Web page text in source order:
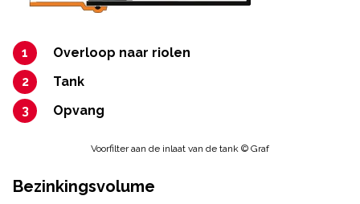
Overloop naar riolen
Tank
Opvang
Voorfilter aan de inlaat van de tank © Graf
Bezinkingsvolume